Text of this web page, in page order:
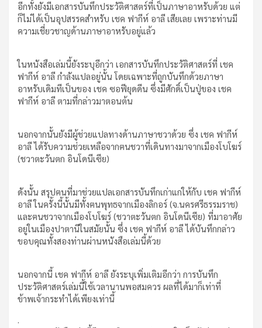
อีกทั้งยังมีเอกสารบันทึกประวัติศาสตร์ที่เป็นภาษาอาหรับด้วย แต่
ก็ไม่ได้เป็นอุปสรรคสำหรับ เชค ฟากีห์ อาลี เสียเลย เพราะท่านมี
ความเชี่ยวชาญด้านภาษาอาหรับอยู่แล้ว
ในหนังสือเล่มนี้ยังระบุอีกว่า เอกสารบันทึกประวัติศาสตร์ที่ เชค
ฟากีห์ อาลี กำลังแปลอยู่นั้น โดยเฉพาะที่ถูกบันทึกด้วยภาษา
อาหรับเดิมทีเป็นของ เชค ซอฟียุดดีน ซึ่งมีศักดิ์เป็นปู่ของ เชค
ฟากีห์ อาลี ตามที่กล่าวมาตอนต้น
นอกจากนั้นยังมีผู้ช่วยแปลทางด้านภาษาชวาด้วย ซึ่ง เชค ฟากีห์
อาลี ได้รับความช่วยเหลือจากฅนชวาที่เดินทางมาจากเมืองโบโฆร์
(ชวาตะวันตก อินโดนีเซีย)
ดังนั้น สรุปฅนที่มาช่วยแปลเอกสารบันทึกเก่าแก่ให้กับ เชค ฟากีห์
อาลี ในครั้งนี้นั้นมีทั้งฅนพุทธจากเมืองลิกอร์ (จ.นครศรีธรรมราช)
และฅนชวาจากเมืองโบโฆร์ (ชวาตะวันตก อินโดนีเซีย) ที่มาอาศัย
อยู่ในเมืองปาตานีในสมัยนั้น ซึ่ง เชค ฟากีห์ อาลี ได้บันทึกกล่าว
ขอบคุณทั้งสองท่านผ่านหนังสือเล่มนี้ด้วย
นอกจากนี้ เชค ฟากีห์ อาลี ยังระบุเพิ่มเติมอีกว่า การบันทึก
ประวัติศาสตร์เล่มนี้ใช้เวลานานพอสมควร ผลที่ได้มาก็เท่าที่
ข้าพเจ้ากระทำได้เพียงเท่านี้